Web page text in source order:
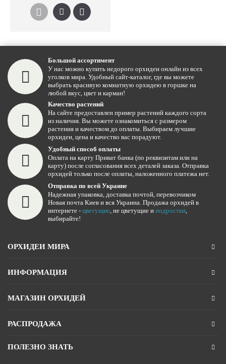
Большой ассортимент
У нас можно купить недорого орхидеи онлайн из всех
уголков мира. Удобный сайт-каталог, где вы можете
выбрать красивую комнатную орхидею в горшке на
любой вкус, цвет и карман!
Качество растений
На сайте предоставлен пример растений каждого сорта
из наличия. Вы можете ознакомиться с размером
растения и качеством до оплаты. Выбираем лучшие
орхидеи, цена и качество вас порадуют.
Удобный способ оплаты
Оплата на карту Приват банка (по реквизитам или на
карту) после согласования всех деталей заказа. Отправка
орхидей только после оплаты, наложенного платежа нет.
Отправка по всей Украине
Надежная упаковка, доставка почтой, перевозчиком
Новая почта Киев и вся Украина. Продажа орхидей в
интернете - цветущие, не цветущие и подростки,
выбирайте!
ОРХИДЕИ МИРА
ИНФОРМАЦИЯ
МАГАЗИН ОРХИДЕЙ
РАСПРОДАЖА
ПОЛЕЗНО ЗНАТЬ